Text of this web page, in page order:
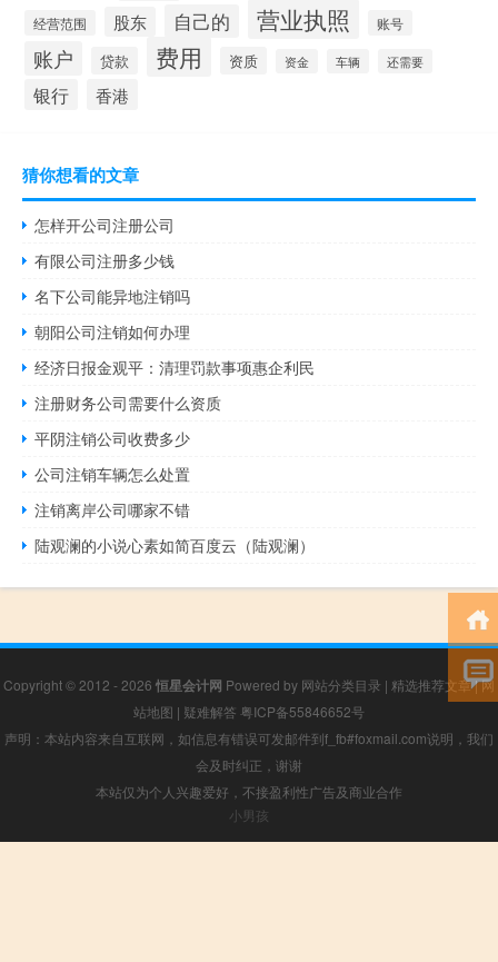
经营范围 股东 自己的 营业执照 账号
账户 贷款 费用 资质 资金 车辆 还需要
银行 香港
猜你想看的文章
怎样开公司注册公司
有限公司注册多少钱
名下公司能异地注销吗
朝阳公司注销如何办理
经济日报金观平：清理罚款事项惠企利民
注册财务公司需要什么资质
平阴注销公司收费多少
公司注销车辆怎么处置
注销离岸公司哪家不错
陆观澜的小说心素如简百度云（陆观澜）
Copyright © 2012 - 2026 恒星会计网 Powered by 网站分类目录 | 精选推荐文章|网
站地图 | 疑难解答 粤ICP备55846652号
声明：本站内容来自互联网，如信息有错误可发邮件到f_fb#foxmail.com说明，我们
会及时纠正，谢谢
本站仅为个人兴趣爱好，不接盈利性广告及商业合作
小男孩